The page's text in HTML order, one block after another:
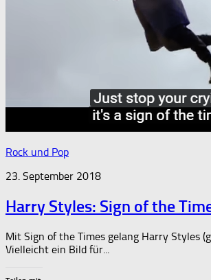
Rock und Pop
23. September 2018
Harry Styles: Sign of the
Mit Sign of the Times gelang Harry Styles
Vielleicht ein Bild für...